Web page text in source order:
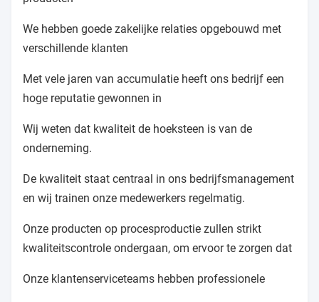
We hebben goede zakelijke relaties opgebouwd met
verschillende klanten
Met vele jaren van accumulatie heeft ons bedrijf een
hoge reputatie gewonnen in
Wij weten dat kwaliteit de hoeksteen is van de
onderneming.
De kwaliteit staat centraal in ons bedrijfsmanagement
en wij trainen onze medewerkers regelmatig.
Onze producten op procesproductie zullen strikt
kwaliteitscontrole ondergaan, om ervoor te zorgen dat
Onze klantenserviceteams hebben professionele